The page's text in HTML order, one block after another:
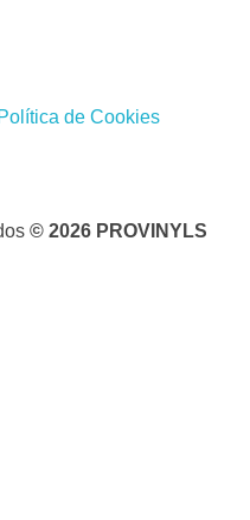
Política de Cookies
© 2026 PROVINYLS